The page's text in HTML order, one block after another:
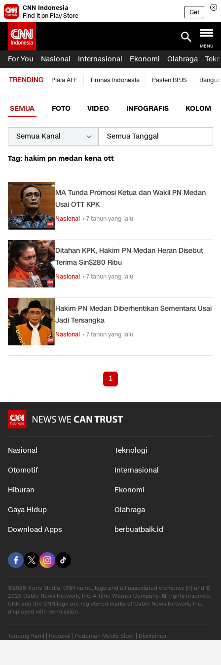
CNN Indonesia
Find it on Play Store
Get
MENU
For You Nasional Internasional Ekonomi Olahraga
TRENDING Piala AFF Timnas Indonesia Pasien BPJS
SEMUA FOTO VIDEO INFOGRAFIS KOLOM
Tag: hakim pn medan kena ott
MA Tunda Promosi Ketua dan Wakil PN Medan
Usai OTT KPK
Nasional • 7 tahun yang lalu
Ditahan KPK, Hakim PN Medan Heran Disebut
Terima Sin$280 Ribu
Nasional • 7 tahun yang lalu
Hakim PN Medan Diberhentikan Sementara Usai
Jadi Tersangka
Nasional • 7 tahun yang lalu
1
Nasional Teknologi
Otomotif Internasional
Hiburan Ekonomi
Gaya Hidup Olahraga
Download Apps berbuatbaik.id
©2026 Trans Media, CNN name, logo and all associated elements (R) and ©
2026 Cable News Network, Inc. A Time Warner Company. All rights reserved.
CNN and the CNN logo are registered marks of Cable News Network, Inc.,
displayed with permission.
Tentang Kami Redaksi Pedoman Media Siber Disclaimer